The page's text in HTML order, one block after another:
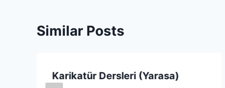
Similar Posts
Karikatür Dersleri (Yarasa)